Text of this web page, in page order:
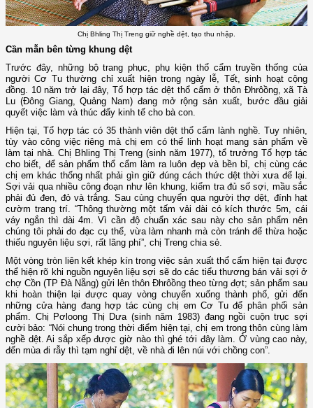
Chị Bhling Thị Treng giữ nghề dệt, tạo thu nhập.
Cần mẫn bên từng khung dệt
Trước đây, những bộ trang phục, phụ kiện thổ cẩm truyền thống của
người Cơ Tu thường chỉ xuất hiện trong ngày lễ, Tết, sinh hoạt cộng
đồng. 10 năm trở lại đây, Tổ hợp tác dệt thổ cẩm ở thôn Đhrôồng, xã Tà
Lu (Đông Giang, Quảng Nam) đang mở rộng sản xuất, bước đầu giải
quyết việc làm và thúc đẩy kinh tế cho bà con.
Hiện tại, Tổ hợp tác có 35 thành viên dệt thổ cẩm lành nghề. Tuy nhiên,
tùy vào công việc riêng mà chị em có thể linh hoạt mang sản phẩm về
làm tại nhà. Chị Bhling Thị Treng (sinh năm 1977), tổ trưởng Tổ hợp tác
cho biết, để sản phẩm thổ cẩm làm ra luôn đẹp và bền bỉ, chị cùng các
chị em khác thống nhất phải gìn giữ đúng cách thức dệt thời xưa để lại.
Sợi vải qua nhiều công đoạn như lên khung, kiểm tra đủ số sợi, mầu sắc
phải đủ đen, đỏ và trắng. Sau cùng chuyển qua người thợ dệt, đính hạt
cườm trang trí. “Thông thường một tấm vải dài có kích thước 5m, cái
váy ngắn thì dài 4m. Vì cần độ chuẩn xác sau này cho sản phẩm nên
chúng tôi phải đo đạc cụ thể, vừa làm nhanh mà còn tránh để thừa hoặc
thiếu nguyên liệu sợi, rất lãng phí”, chị Treng chia sẻ.
Một vòng tròn liên kết khép kín trong việc sản xuất thổ cẩm hiện tại được
thể hiện rõ khi nguồn nguyên liệu sợi sẽ do các tiểu thương bán vải sợi ở
chợ Cồn (TP Đà Nẵng) gửi lên thôn Đhrôồng theo từng đợt; sản phẩm sau
khi hoàn thiện lại được quay vòng chuyển xuống thành phố, gửi đến
những cửa hàng đang hợp tác cùng chị em Cơ Tu để phân phối sản
phẩm. Chị Pơloong Thị Dưa (sinh năm 1983) đang ngồi cuộn trục sợi
cười bảo: “Nói chung trong thời điểm hiện tại, chị em trong thôn cùng làm
nghề dệt. Ai sắp xếp được giờ nào thì ghé tới đây làm. Ở vùng cao này,
đến mùa đi rẫy thì tạm nghỉ dệt, về nhà đi lên núi với chồng con”.